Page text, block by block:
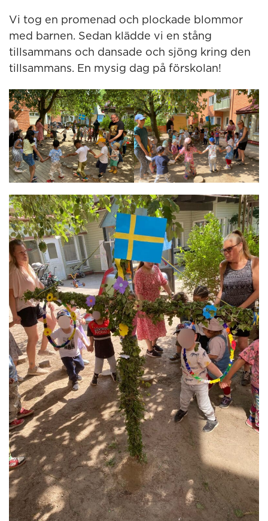
Vi tog en promenad och plockade blommor
med barnen. Sedan klädde vi en stång
tillsammans och dansade och sjöng kring den
tillsammans. En mysig dag på förskolan!